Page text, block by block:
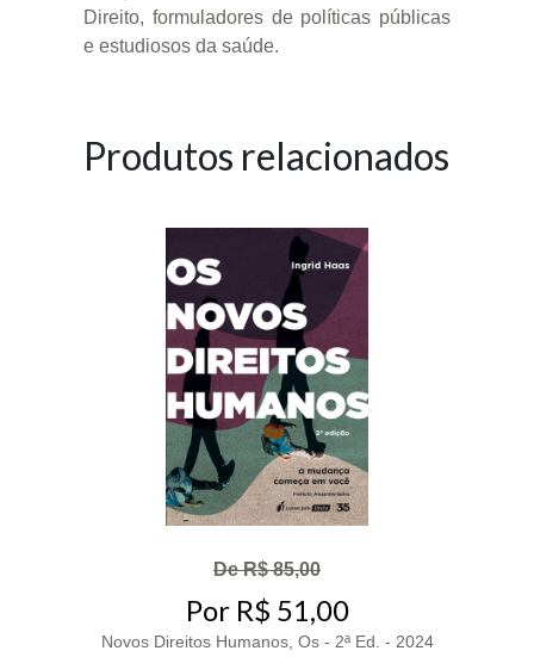
Direito, formuladores de políticas públicas
e estudiosos da saúde.
Produtos relacionados
De R$ 85,00
Por R$ 51,00
Novos Direitos Humanos, Os - 2ª Ed. - 2024